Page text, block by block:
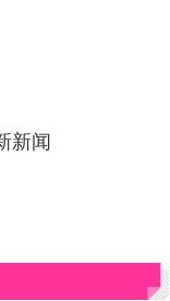
新闻